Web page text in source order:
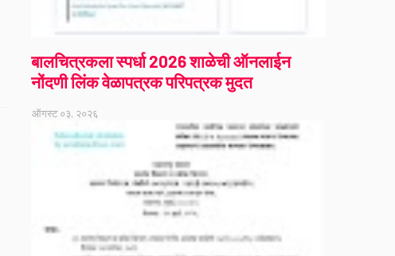
बालचित्रकला स्पर्धा 2026 शाळेची ऑनलाईन
नोंदणी लिंक वेळापत्रक परिपत्रक मुदत
ऑगस्ट ०३, २०२६